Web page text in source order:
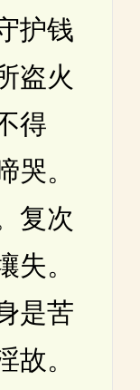
护钱
盗火
得
哭。
复次
失。
是苦
故。